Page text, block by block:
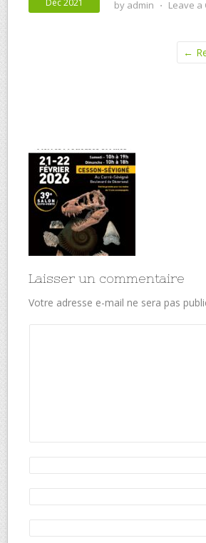
Déc 2021 by admin ⋅ Leave a
←
Laisser un commentaire
Votre adresse e-mail ne sera pas